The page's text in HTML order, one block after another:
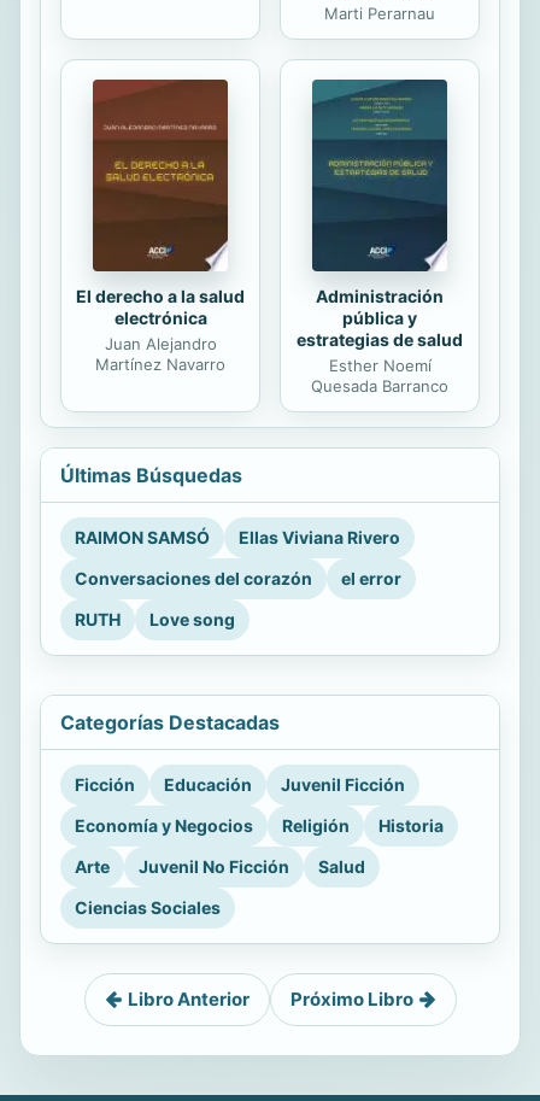
Marti Perarnau
El derecho a la salud
electrónica
Juan Alejandro
Martínez Navarro
Administración
pública y
estrategias de salud
Esther Noemí
Quesada Barranco
Últimas Búsquedas
RAIMON SAMSÓ
Ellas Viviana Rivero
Conversaciones del corazón
el error
RUTH
Love song
Categorías Destacadas
Ficción Educación
Juvenil Ficción
Economía y Negocios
Religión
Historia
Arte
Juvenil No Ficción
Salud
Ciencias Sociales
Libro Anterior Próximo Libro